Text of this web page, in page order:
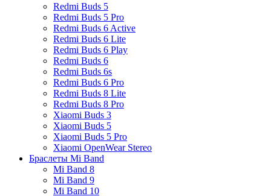
Redmi Buds 5
Redmi Buds 5 Pro
Redmi Buds 6 Active
Redmi Buds 6 Lite
Redmi Buds 6 Play
Redmi Buds 6
Redmi Buds 6s
Redmi Buds 6 Pro
Redmi Buds 8 Lite
Redmi Buds 8 Pro
Xiaomi Buds 3
Xiaomi Buds 5
Xiaomi Buds 5 Pro
Xiaomi OpenWear Stereo
Браслеты Mi Band
Mi Band 8
Mi Band 9
Mi Band 10